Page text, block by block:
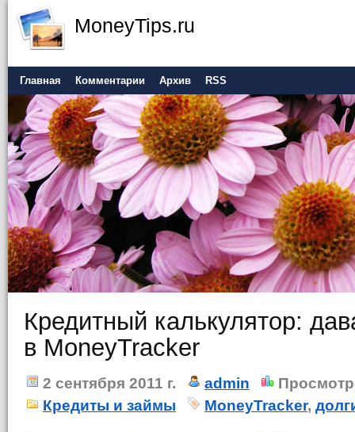
MoneyTips.ru
Главная Комментарии Архив RSS
Кредитный калькулятор:
в MoneyTracker
2 сентября 2011 г. admin
Кредиты и займы
MoneyTracker,